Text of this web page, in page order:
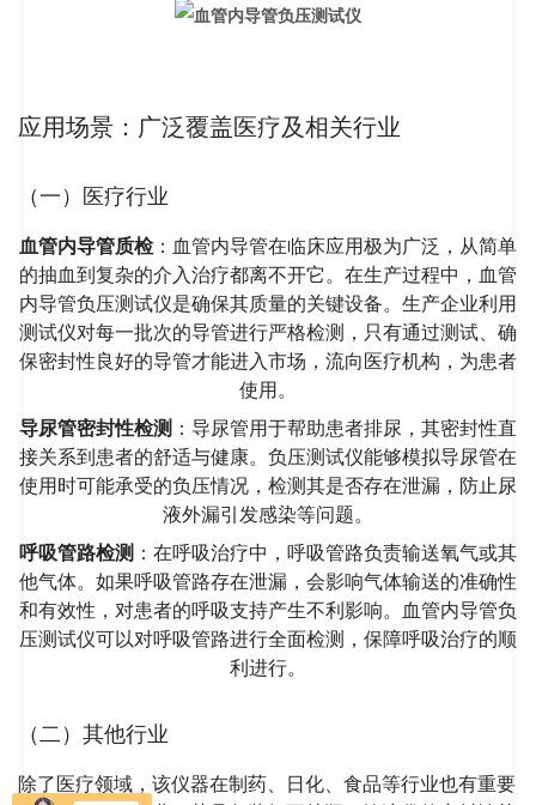
应用场景：广泛覆盖医疗及相关行业
（一）医疗行业
血管内导管质检：血管内导管在临床应用极为广泛，从简单
的抽血到复杂的介入治疗都离不开它。在生产过程中，血管
内导管负压测试仪是确保其质量的关键设备。生产企业利用
测试仪对每一批次的导管进行严格检测，只有通过测试、确
保密封性良好的导管才能进入市场，流向医疗机构，为患者
使用。
导尿管密封性检测 ：导尿管用于帮助患者排尿，其密封性直
接关系到患者的舒适与健康。负压测试仪能够模拟导尿管在
使用时可能承受的负压情况，检测其是否存在泄漏，防止尿
液外漏引发感染等问题。
呼吸管路检测 ：在呼吸治疗中，呼吸管路负责输送氧气或其
他气体。如果呼吸管路存在泄漏，会影响气体输送的准确性
和有效性，对患者的呼吸支持产生不利影响。血管内导管负
压测试仪可以对呼吸管路进行全面检测，保障呼吸治疗的顺
利进行。
（二）其他行业
除了医疗领域，该仪器在制药、日化、食品等行业也有重要